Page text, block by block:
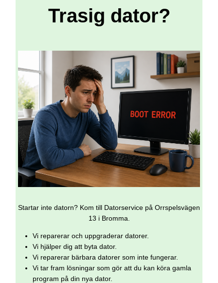
Trasig dator?
Startar inte datorn? Kom till Datorservice på Orrspelsvägen
13 i Bromma.
Vi reparerar och uppgraderar datorer.
Vi hjälper dig att byta dator.
Vi reparerar bärbara datorer som inte fungerar.
Vi tar fram lösningar som gör att du kan köra gamla
program på din nya dator.